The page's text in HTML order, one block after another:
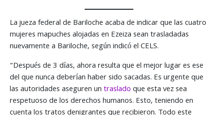
La jueza federal de Bariloche acaba de indicar que las cuatro
mujeres mapuches alojadas en Ezeiza sean trasladadas
nuevamente a Bariloche, según indicó el CELS.
“Después de 3 días, ahora resulta que el mejor lugar es ese
del que nunca deberían haber sido sacadas. Es urgente que
las autoridades aseguren untrasladoque esta vez sea
respetuoso de los derechos humanos. Esto, teniendo en